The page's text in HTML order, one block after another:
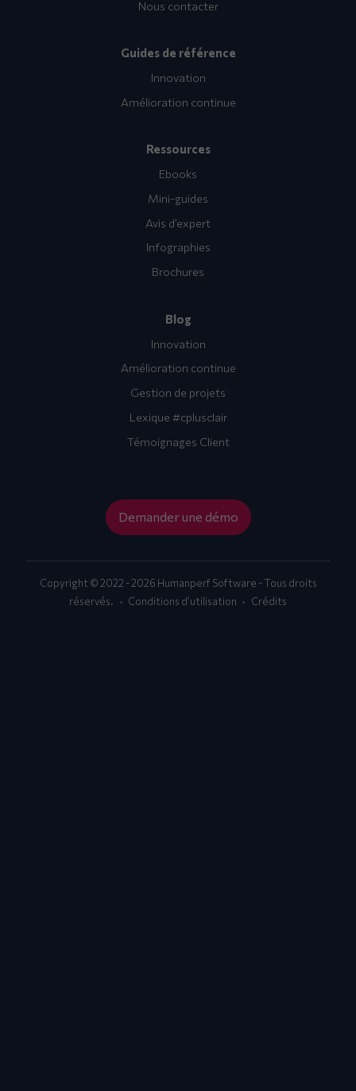
Nous contacter
Guides de référence
Innovation
Amélioration continue
Ressources
Ebooks
Mini-guides
Avis d’expert
Infographies
Brochures
Blog
Innovation
Amélioration continue
Gestion de projets
Lexique #cplusclair
Témoignages Client
Demander une démo
Copyright © 2022 - 2026 Humanperf Software - Tous droits
réservés.
Conditions d’utilisation Crédits